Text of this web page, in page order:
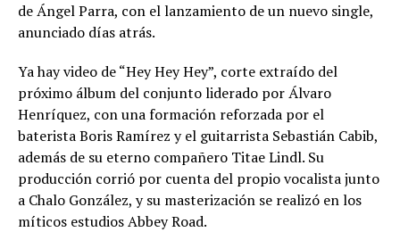
de Ángel Parra, con el lanzamiento de un nuevo single,
anunciado días atrás.
Ya hay video de “Hey Hey Hey”, corte extraído del
próximo álbum del conjunto liderado por Álvaro
Henríquez, con una formación reforzada por el
baterista Boris Ramírez y el guitarrista Sebastián Cabib,
además de su eterno compañero Titae Lindl. Su
producción corrió por cuenta del propio vocalista junto
a Chalo González, y su masterización se realizó en los
míticos estudios Abbey Road.